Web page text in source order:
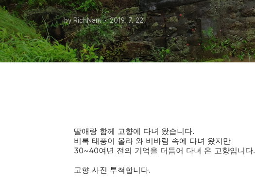
by RichNam 2019. 7. 22.
딸애랑 함께 고향에 다녀 왔습니다.
비록 태풍이 올라 와 비바람 속에 다녀 왔지만
30~40여년 전의 기억을 더듬어 다녀 온 고향입니다.
고향 사진 투척합니다.